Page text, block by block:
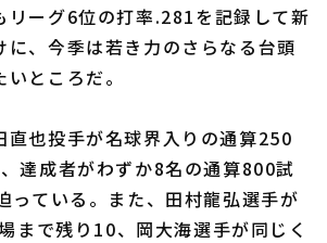
リーグ6位の打率.281を記録して新
に、今季は若き力のさらなる台頭
ところだ。
也投手が名球界入りの通算250
達成者がわずか8名の通算800試
っている。また、田村龍弘選手が
まで残り10、岡大海選手が同じく